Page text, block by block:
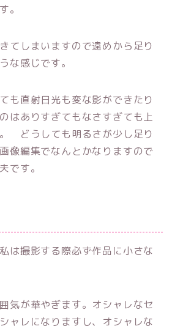
。
てしまいますので遠めから足り
な感じです。
も直射日光も変な影ができたり
はありすぎてもなさすぎても上
どうしても明るさが少し足り
像編集でなんとかなりますので
です。
は撮影する際必ず作品に小さな
気が華やぎます。オシャレなセ
ャレになりますし、オシャレな